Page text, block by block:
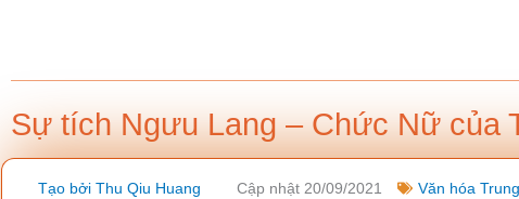
nội
Sự tích Ngưu Lang – Chức Nữ của
Tạo bởi Thu Qiu Huang Cập nhật 20/09/2021 Văn hóa